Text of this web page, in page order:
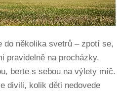
do několika svetrů – zpotí se,
pravidelně na procházky,
berte s sebou na výlety míč.
divili, kolik děti nedovede